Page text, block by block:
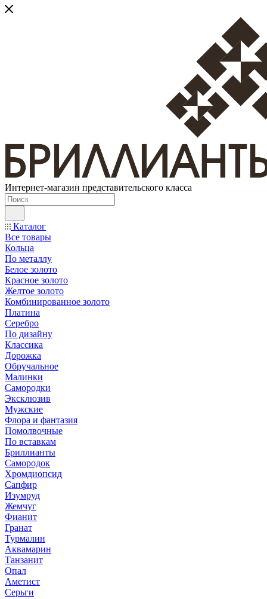
Интернет-магазин представительского класса
Каталог
Все товары
Кольца
По металлу
Белое золото
Красное золото
Желтое золото
Комбинированное золото
Платина
Серебро
По дизайну
Классика
Дорожка
Обручальное
Малинки
Самородки
Эксклюзив
Мужские
Флора и фантазия
Помолвочные
По вставкам
Бриллианты
Самородок
Хромдиопсид
Сапфир
Изумруд
Жемчуг
Фианит
Гранат
Турмалин
Аквамарин
Танзанит
Опал
Аметист
Серьги